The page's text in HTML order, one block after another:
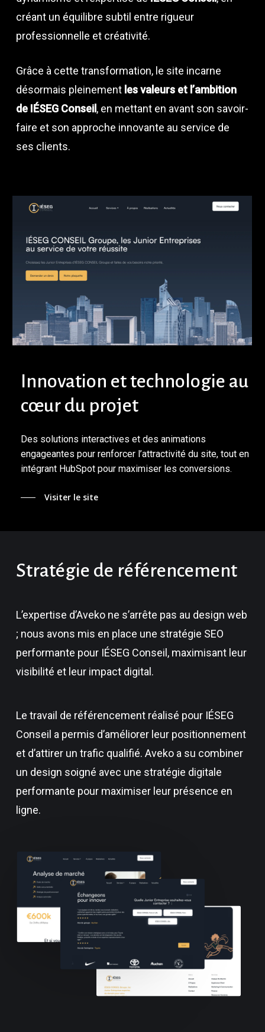
créant un équilibre subtil entre rigueur
professionnelle et créativité.
Grâce à cette transformation, le site incarne
désormais pleinement les valeurs et l’ambition
de IÉSEG Conseil , en mettant en avant son savoir-
faire et son approche innovante au service de
ses clients.
Innovation et technologie au
cœur du projet
Des solutions interactives et des animations
engageantes pour renforcer l’attractivité du site, tout en
intégrant HubSpot pour maximiser les conversions.
Visiter le site
Stratégie de référencement
L’expertise d’Aveko ne s’arrête pas au design web
; nous avons mis en place une stratégie SEO
performante pour IÉSEG Conseil, maximisant leur
visibilité et leur impact digital.
Le travail de référencement réalisé pour IÉSEG
Conseil a permis d’améliorer leur positionnement
et d’attirer un trafic qualifié. Aveko a su combiner
un design soigné avec une stratégie digitale
performante pour maximiser leur présence en
ligne.